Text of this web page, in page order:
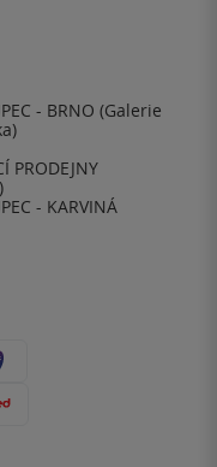
- BRNO (Galerie
PRODEJNY
- KARVINÁ